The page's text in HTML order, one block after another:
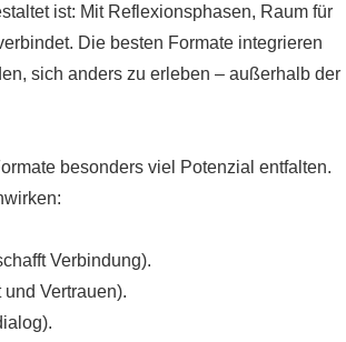
ist: Mit Reflexionsphasen, Raum für
Die besten Formate integrieren
sich anders zu erleben – außerhalb der
besonders viel Potenzial entfalten.
Verbindung).
Vertrauen).